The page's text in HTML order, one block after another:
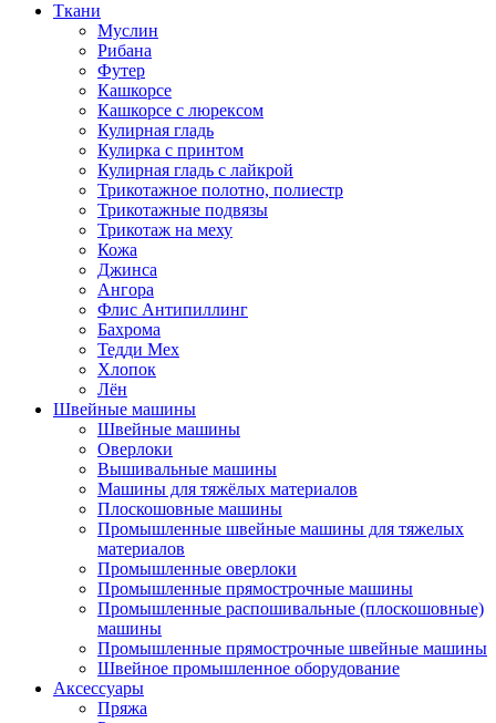
Ткани
Муслин
Рибана
Футер
Кашкорсе
Кашкорсе с люрексом
Кулирная гладь
Кулирка с принтом
Кулирная гладь с лайкрой
Трикотажное полотно, полиестр
Трикотажные подвязы
Трикотаж на меху
Кожа
Джинса
Ангора
Флис Антипиллинг
Бахрома
Тедди Мех
Хлопок
Лён
Швейные машины
Швейные машины
Оверлоки
Вышивальные машины
Машины для тяжёлых материалов
Плоскошовные машины
Промышленные швейные машины для тяжелых
материалов
Промышленные оверлоки
Промышленные прямострочные машины
Промышленные распошивальные (плоскошовные)
машины
Промышленные прямострочные швейные машины
Швейное промышленное оборудование
Аксессуары
Пряжа